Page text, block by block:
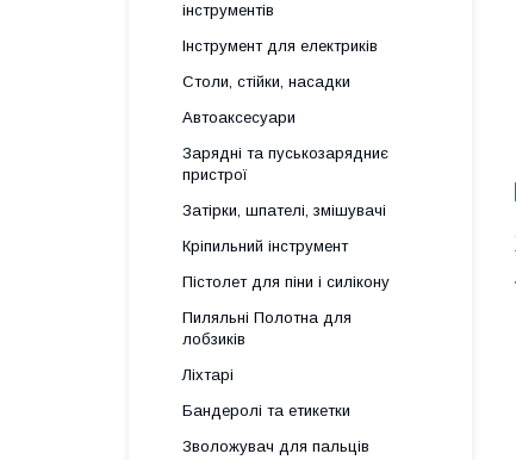
інструментів
Інструмент для електриків
Столи, стійки, насадки
Автоаксесуари
Зарядні та пуськозарядниє
пристрої
Затірки, шпателі, змішувачі
Кріпильний інструмент
Пістолет для піни і силікону
Пиляльні Полотна для
лобзиків
Ліхтарі
Бандеролі та етикетки
Зволожувач для пальців